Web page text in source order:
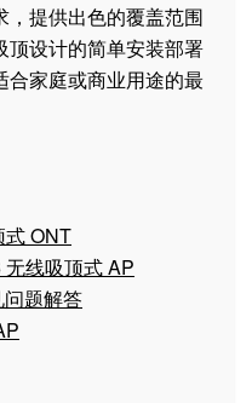
提供出色的覆盖范围
顶设计的简单安装部署
合家庭或商业用途的最
式 ONT
线吸顶式 AP
题解答